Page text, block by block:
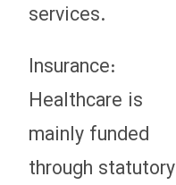
services.
Insurance:
Healthcare is
mainly funded
through statutory